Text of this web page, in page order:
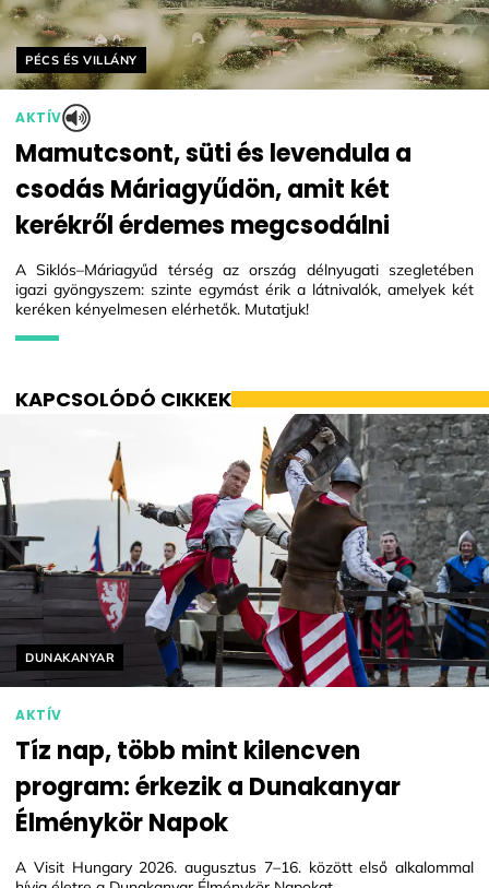
Helyszín címkék:
PÉCS ÉS VILLÁNY
AKTÍV
Mamutcsont, süti és levendula a
csodás Máriagyűdön, amit két
kerékről érdemes megcsodálni
A Siklós–Máriagyűd térség az ország délnyugati szegletében
igazi gyöngyszem: szinte egymást érik a látnivalók, amelyek két
keréken kényelmesen elérhetők. Mutatjuk!
KAPCSOLÓDÓ CIKKEK
Helyszín címkék:
DUNAKANYAR
AKTÍV
Tíz nap, több mint kilencven
program: érkezik a Dunakanyar
Élménykör Napok
A Visit Hungary 2026. augusztus 7–16. között első alkalommal